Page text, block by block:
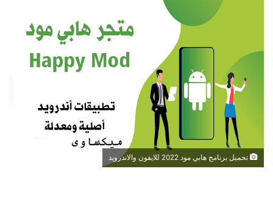
تحميل برنامج هابي مود 2022 للايفون والاندرويد